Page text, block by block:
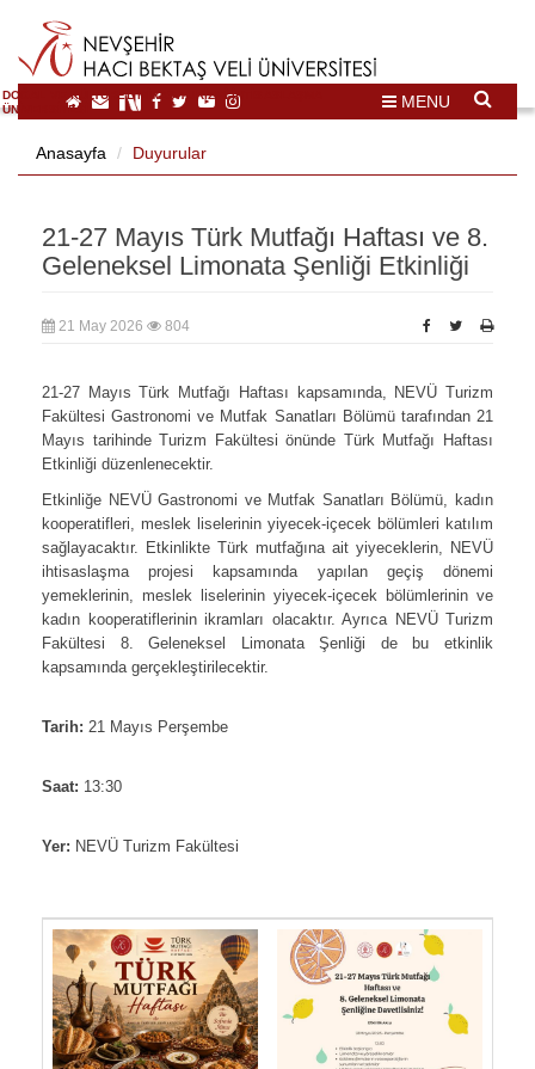
DOĞAL VE KÜLTÜREL MİRAS TURİZMİ İHTİSASLAŞMA
ÜNİVERSİTESİ
MENU
Anasayfa Duyurular
21-27 Mayıs Türk Mutfağı Haftası ve 8.
Geleneksel Limonata Şenliği Etkinliği
21 May 2026 804
21-27 Mayıs Türk Mutfağı Haftası kapsamında, NEVÜ Turizm
Fakültesi Gastronomi ve Mutfak Sanatları Bölümü tarafından 21
Mayıs tarihinde Turizm Fakültesi önünde Türk Mutfağı Haftası
Etkinliği düzenlenecektir.
Etkinliğe NEVÜ Gastronomi ve Mutfak Sanatları Bölümü, kadın
kooperatifleri, meslek liselerinin yiyecek-içecek bölümleri katılım
sağlayacaktır. Etkinlikte Türk mutfağına ait yiyeceklerin, NEVÜ
ihtisaslaşma projesi kapsamında yapılan geçiş dönemi
yemeklerinin, meslek liselerinin yiyecek-içecek bölümlerinin ve
kadın kooperatiflerinin ikramları olacaktır. Ayrıca NEVÜ Turizm
Fakültesi 8. Geleneksel Limonata Şenliği de bu etkinlik
kapsamında gerçekleştirilecektir.
Tarih: 21 Mayıs Perşembe
Saat: 13:30
Yer: NEVÜ Turizm Fakültesi